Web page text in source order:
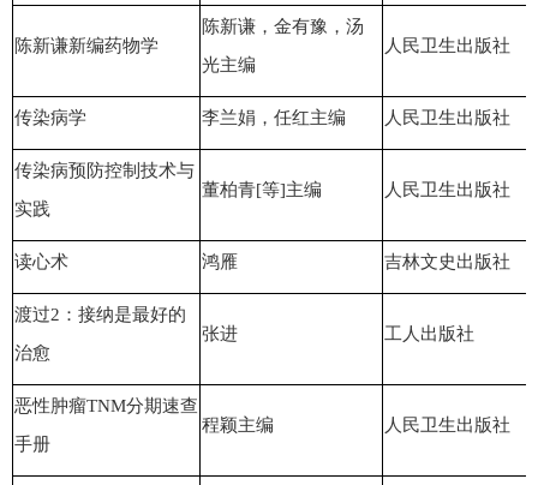
陈新谦新编药物学
陈新谦，金有豫，汤
光主编
人民卫生出版社
传染病学 李兰娟，任红主编 人民卫生出版社
传染病预防控制技术与
实践
董柏青[等]主编 人民卫生出版社
读心术 鸿雁 吉林文史出版社
渡过2：接纳是最好的
治愈
张进 工人出版社
恶性肿瘤TNM分期速查
手册
程颖主编 人民卫生出版社